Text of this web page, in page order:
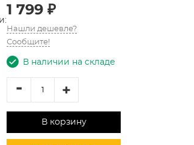
1 799 ₽
Нашли дешевле?
Сообщите!
В наличии на складе
- +
В корзину